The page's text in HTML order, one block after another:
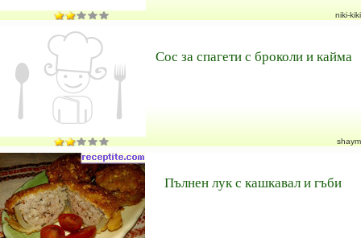
niki-kiki
Сос за спагети с броколи и кайма
shaym
Пълнен лук с кашкавал и гъби